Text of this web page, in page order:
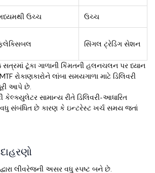
ઉચ્ચ ઉચ્ચ
સિંગલ ટ્રેડિંગ સેશન
ટૂંકા ગાળાની કિંમતની હલનચલન પર ધ્યાન
રોકાણકારોને લાંબા સમયગાળા માટે ડિલિવરી
આપે છે.
કેલ્ક્યુલેટર સામાન્ય રીતે ડિલિવરી-આધારિત
સંબંધિત છે કારણ કે ઇન્ટરેસ્ટ ખર્ચ સમય જતાં
લીવરેજની અસર વધુ સ્પષ્ટ બને છે.